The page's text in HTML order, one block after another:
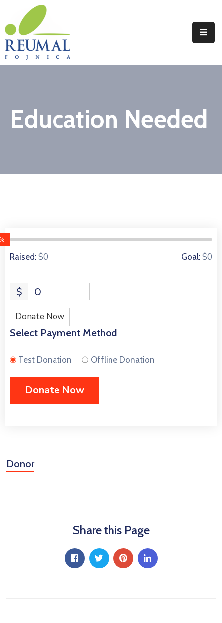
Naslovna
Reumal
Programi
Education Needed
0 Donors
Raised: $0 Goal: $0
$ 0
Donate Now
Select Payment Method
Test Donation Offline Donation
Donor
Share this Page